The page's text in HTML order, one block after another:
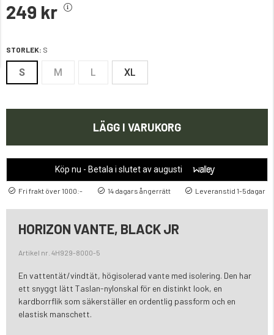
249 kr
STORLEK: S
S M L XL
LÄGG I VARUKORG
Köp nu - Betala i slutet av augusti
Fri frakt över 1000:- 14 dagars ångerrätt Leveranstid 1-5dagar
HORIZON VANTE, BLACK JR
Artikel nr. 4H929-8000-5
En vattentät/vindtät, högisolerad vante med isolering. Den har
ett snyggt lätt Taslan-nylonskal för en distinkt look, en
kardborrflik som säkerställer en ordentlig passform och en
elastisk manschett.